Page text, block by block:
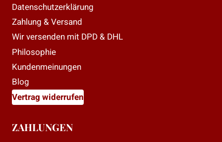
Datenschutzerklärung
Zahlung & Versand
Wir versenden mit DPD & DHL
Philosophie
Kundenmeinungen
Blog
Vertrag widerrufen
ZAHLUNGEN